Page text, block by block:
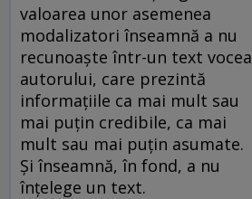
valoarea unor asemenea
modalizatori înseamnă a nu
recunoaște într-un text vocea
autorului, care prezintă
informațiile ca mai mult sau
mai puțin credibile, ca mai
mult sau mai puțin asumate.
Și înseamnă, în fond, a nu
înțelege un text.